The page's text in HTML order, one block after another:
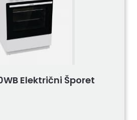
Električni Šporet